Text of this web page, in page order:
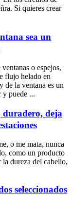
Si quieres crear
sea un
o espejos,
flujo helado en
de la ventana es un
y puede ...
duradero, deja
o me mata, nunca
como un producto
la dureza del cabello,
seleccionados